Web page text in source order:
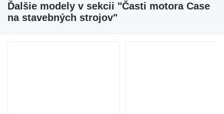
Ďalšie modely v sekcii "Časti motora Case
na stavebných strojov"